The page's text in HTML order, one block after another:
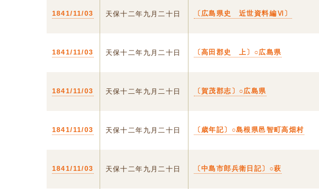
1841/11/03 天保十二年九月二十日 〔広島県史 近世資料編Ⅵ〕
1841/11/03 天保十二年九月二十日 〔高田郡史 上〕○広島県
1841/11/03 天保十二年九月二十日 〔賀茂郡志〕○広島県
1841/11/03 天保十二年九月二十日 〔歳年記〕○島根県邑智町高畑村
1841/11/03 天保十二年九月二十日 〔中島市郎兵衛日記〕○萩